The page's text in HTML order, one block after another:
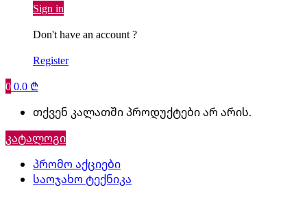
Sign in
Don't have an account ?
Register
00.0 ₾
თქვენ კალათში პროდუქტები არ არის.
კატალოგი
პრომო აქციები
საოჯახო ტექნიკა